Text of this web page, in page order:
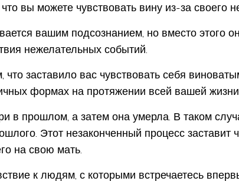
вы можете чувствовать вину из-за своего
вашим подсознанием, но вместо этого
нежелательных событий.
заставило вас чувствовать себя
формах на протяжении всей вашей
в прошлом, а затем она умерла. В таком
Этот незаконченный процесс заставит
на свою мать.
к людям, с которыми встречаетесь